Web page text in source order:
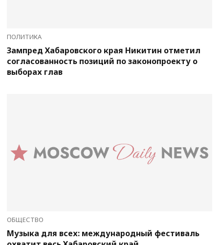
ПОЛИТИКА
Зампред Хабаровского края Никитин отметил
согласованность позиций по законопроекту о
выборах глав
ОБЩЕСТВО
Музыка для всех: международный фестиваль